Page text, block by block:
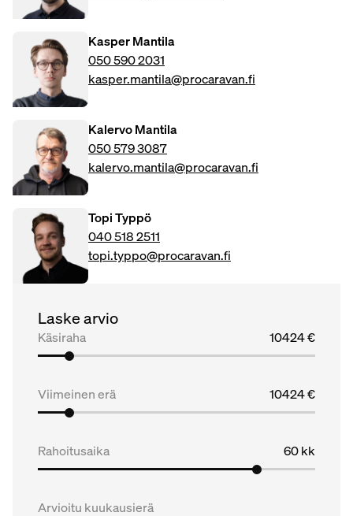
Kasper Mantila
050 590 2031
kasper.mantila@procaravan.fi
Kalervo Mantila
050 579 3087
kalervo.mantila@procaravan.fi
Topi Typpö
040 518 2511
topi.typpo@procaravan.fi
Laske arvio
Käsiraha 10424 €
Viimeinen erä 10424 €
Rahoitusaika 60 kk
Arvioitu kuukausierä